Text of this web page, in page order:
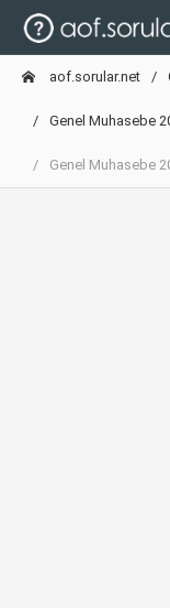
aof.sorular.net
Genel Muhasebe
Genel Muhasebe